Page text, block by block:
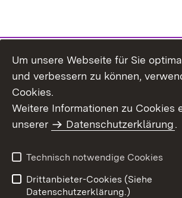
Um unsere Webseite für Sie
und verbessern zu können,
Cookies.
Weitere Informationen zu Cookies
unserer
Datenschutzerklärung.
Technisch notwendige Cookies
Drittanbieter-Cookies (Siehe
Datenschutzerklärung.)